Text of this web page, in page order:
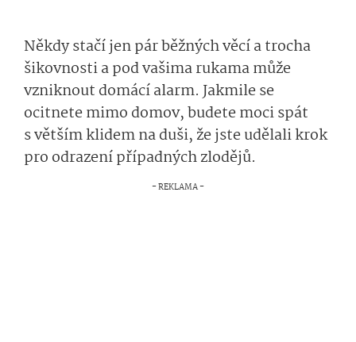
Někdy stačí jen pár běžných věcí a trocha
šikovnosti a pod vašima rukama může
vzniknout domácí alarm. Jakmile se
ocitnete mimo domov, budete moci spát
s větším klidem na duši, že jste udělali krok
pro odrazení případných zlodějů.